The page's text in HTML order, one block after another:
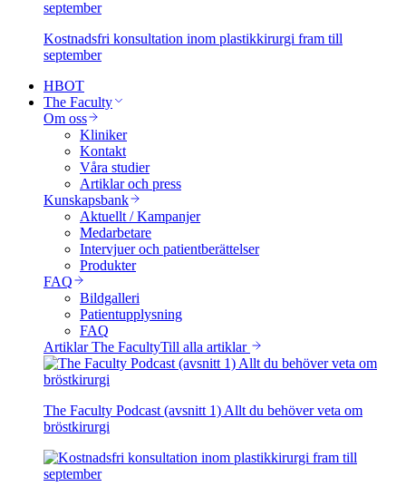
Kostnadsfri konsultation inom plastikkirurgi fram till
september
HBOT
The Faculty
Om oss
Kliniker
Kontakt
Våra studier
Artiklar och press
Kunskapsbank
Aktuellt / Kampanjer
Medarbetare
Intervjuer och patientberättelser
Produkter
FAQ
Bildgalleri
Patientupplysning
FAQ
Artiklar The FacultyTill alla artiklar
The Faculty Podcast (avsnitt 1) Allt du behöver veta om
bröstkirurgi